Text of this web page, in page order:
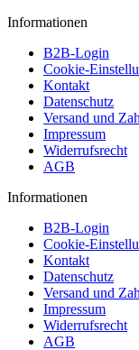
Informationen
B2B-Login
Cookie-
Kontakt
Datenschutz
Versand und
Impressum
Widerrufsrecht
AGB
Informationen
B2B-Login
Cookie-
Kontakt
Datenschutz
Versand und
Impressum
Widerrufsrecht
AGB